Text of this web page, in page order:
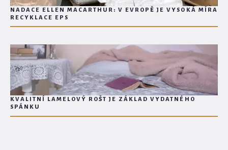
NADACE ELLEN MACARTHUR: V EVROPĚ JE VYSOKÁ MÍRA
RECYKLACE EPS
KVALITNÍ LAMELOVÝ ROŠT JE ZÁKLAD VYDATNÉHO
SPÁNKU